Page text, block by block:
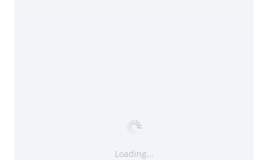
Loading...